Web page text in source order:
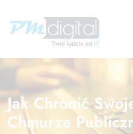
Jak Chronić
Chmurze